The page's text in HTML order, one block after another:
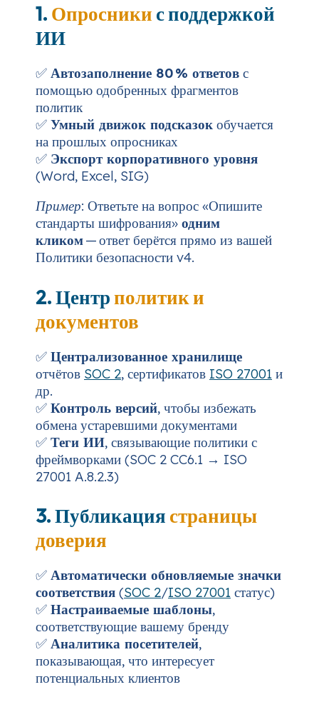
1. Опросники с поддержкой
ИИ
✅ Автозаполнение 80 % ответов с
помощью одобренных фрагментов
политик
✅ Умный движок подсказок обучается
на прошлых опросниках
✅ Экспорт корпоративного уровня
(Word, Excel, SIG)
Пример: Ответьте на вопрос «Опишите
стандарты шифрования» одним
кликом— ответ берётся прямо из вашей
Политики безопасности v4.
2. Центрполитик и
документов
✅ Централизованное хранилище
отчётов SOC 2, сертификатов ISO 27001 и
др.
✅ Контроль версий, чтобы избежать
обмена устаревшими документами
✅ Теги ИИ, связывающие политики с
фреймворками (SOC 2 CC6.1 → ISO
27001 A.8.2.3)
3. Публикация страницы
доверия
✅ Автоматически обновляемые значки
соответствия (SOC 2/ISO 27001 статус)
✅ Настраиваемые шаблоны,
соответствующие вашему бренду
✅ Аналитика посетителей,
показывающая, что интересует
потенциальных клиентов